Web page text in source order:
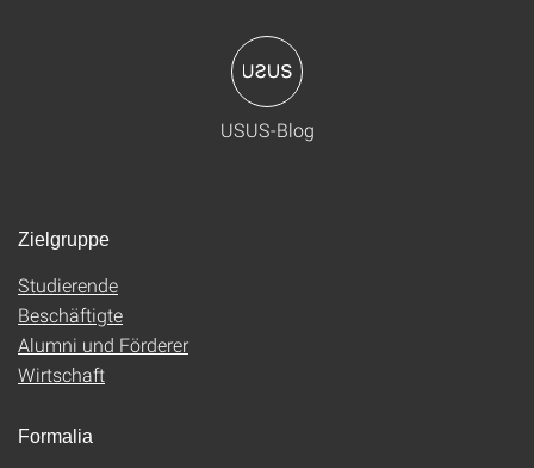
USUS-Blog
Zielgruppe
Studierende
Beschäftigte
Alumni und Förderer
Wirtschaft
Formalia